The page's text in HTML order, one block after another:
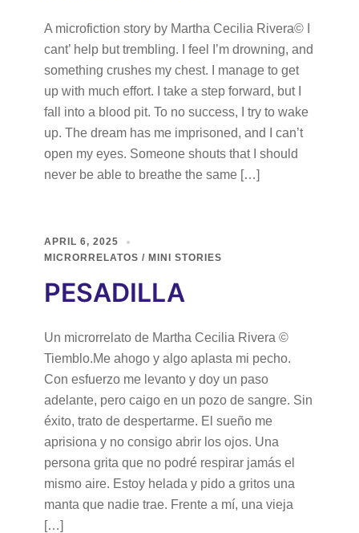
A microfiction story by Martha Cecilia Rivera© I
cant’ help but trembling. I feel I’m drowning, and
something crushes my chest. I manage to get
up with much effort. I take a step forward, but I
fall into a blood pit. To no success, I try to wake
up. The dream has me imprisoned, and I can’t
open my eyes. Someone shouts that I should
never be able to breathe the same […]
APRIL 6, 2025
MICRORRELATOS / MINI STORIES
PESADILLA
Un microrrelato de Martha Cecilia Rivera ©
Tiemblo.Me ahogo y algo aplasta mi pecho.
Con esfuerzo me levanto y doy un paso
adelante, pero caigo en un pozo de sangre. Sin
éxito, trato de despertarme. El sueño me
aprisiona y no consigo abrir los ojos. Una
persona grita que no podré respirar jamás el
mismo aire. Estoy helada y pido a gritos una
manta que nadie trae. Frente a mí, una vieja
[…]